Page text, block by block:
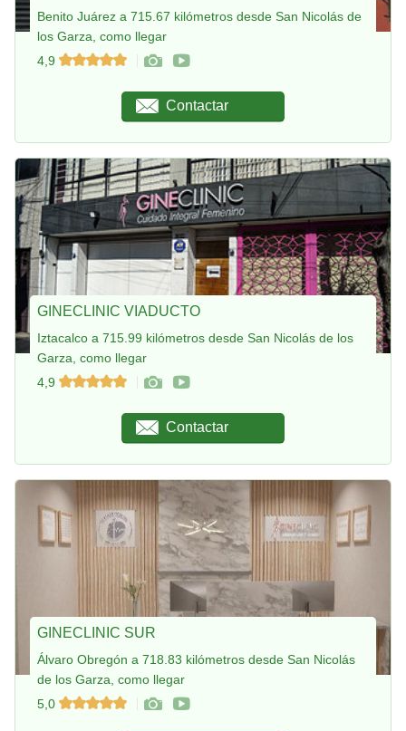
Benito Juárez a 715.67 kilómetros desde San Nicolás de
los Garza, como llegar
4,9
Contactar
GINECLINIC VIADUCTO
Iztacalco a 715.99 kilómetros desde San Nicolás de los
Garza, como llegar
4,9
Contactar
GINECLINIC SUR
Álvaro Obregón a 718.83 kilómetros desde San Nicolás
de los Garza, como llegar
5,0